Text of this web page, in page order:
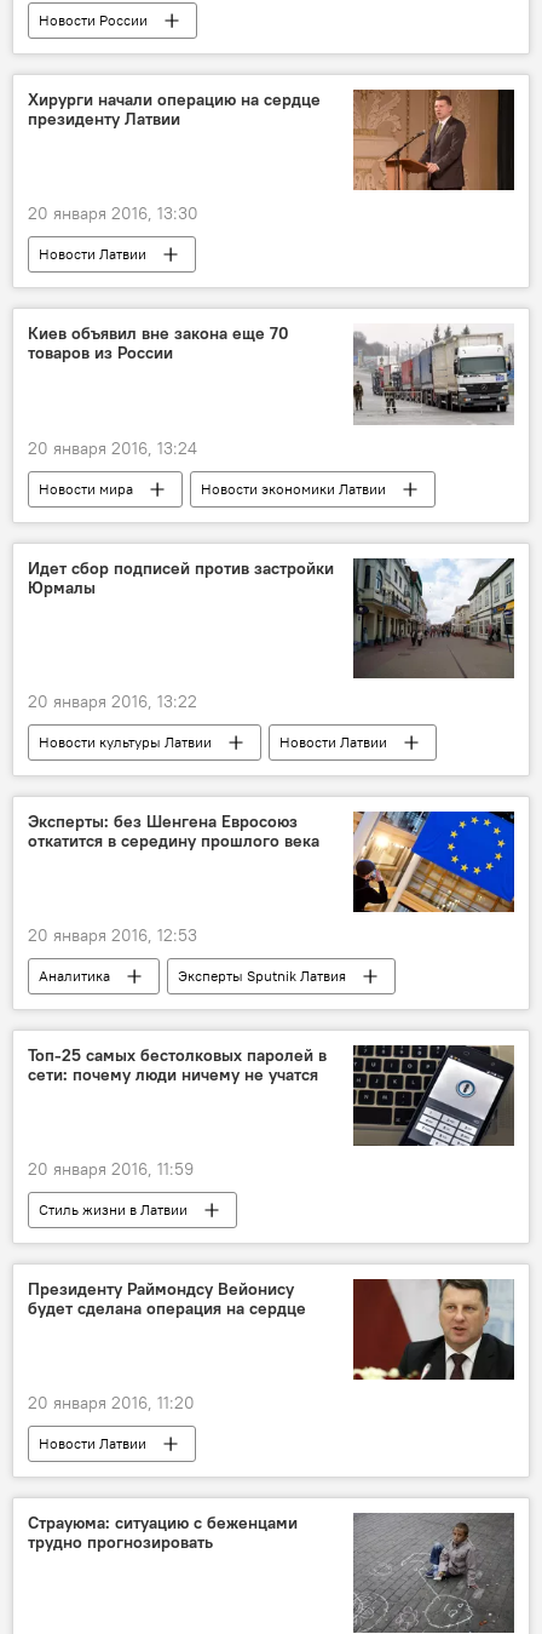
Новости России
Новости экономики Латвии
Новости Латвии
Январские снегопады в Латвии
Хирурги начали операцию на сердце
президенту Латвии
20 января 2016, 13:30
Новости Латвии
Сердце президента Вейониса
Киев объявил вне закона еще 70
товаров из России
20 января 2016, 13:24
Новости мира Новости экономики Латвии
Идет сбор подписей против застройки
Юрмалы
20 января 2016, 13:22
Новости культуры Латвии Новости Латвии
Эксперты: без Шенгена Евросоюз
откатится в середину прошлого века
20 января 2016, 12:53
Аналитика Эксперты Sputnik Латвия
Топ-25 самых бестолковых паролей в
сети: почему люди ничему не учатся
20 января 2016, 11:59
Стиль жизни в Латвии
Президенту Раймондсу Вейонису
будет сделана операция на сердце
20 января 2016, 11:20
Новости Латвии
Сердце президента Вейониса
Страуюма: ситуацию с беженцами
трудно прогнозировать